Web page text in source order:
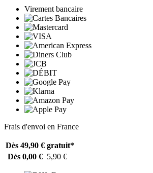
Virement bancaire
Frais d'envoi en France
Dès 49,90 € gratuit*
Dès 0,00 € 5,90 €